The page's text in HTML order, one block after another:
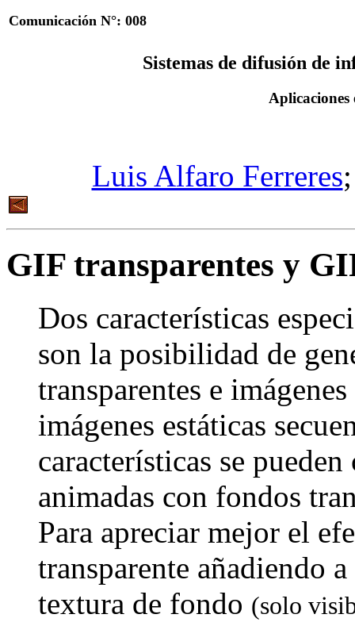
Comunicación N°: 008
Sistemas de difusión de
Luis Alfaro Ferreres
GIF transparentes y
Dos características
son la posibilidad de
transparentes e
imágenes estáticas
características se
animadas con fondos
Para apreciar mejor el
transparente añadiendo
textura de fondo (solo